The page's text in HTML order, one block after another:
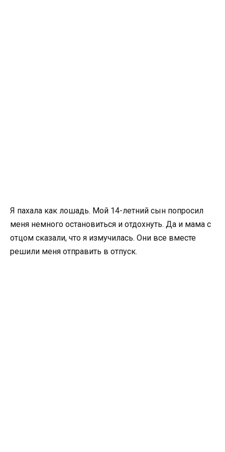
Я пахала как лошадь. Мой 14-летний сын попросил
меня немного остановиться и отдохнуть. Да и мама с
отцом сказали, что я измучилась. Они все вместе
решили меня отправить в отпуск.